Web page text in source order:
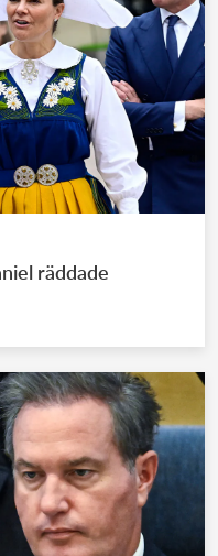
räddade